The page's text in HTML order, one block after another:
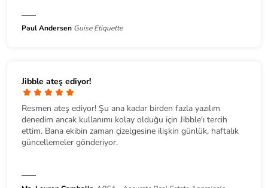
Paul Andersen Guise Etiquette
Jibble ateş ediyor!
Resmen ateş ediyor! Şu ana kadar birden fazla yazılım
denedim ancak kullanımı kolay olduğu için Jibble'ı tercih
ettim. Bana ekibin zaman çizelgesine ilişkin günlük, haftalık
güncellemeler gönderiyor.